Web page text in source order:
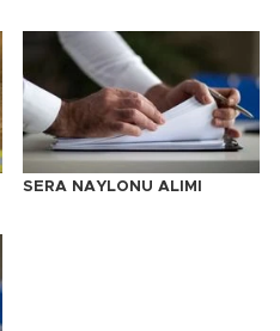
SERA NAYLONU ALIMI